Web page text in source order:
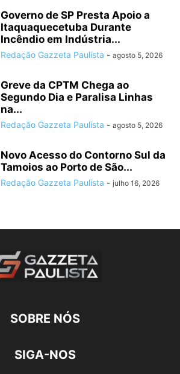
Governo de SP Presta Apoio a
Itaquaquecetuba Durante
Incêndio em Indústria...
Redação Gazzeta Paulista - agosto 5, 2026
Greve da CPTM Chega ao
Segundo Dia e Paralisa Linhas
na...
Redação Gazzeta Paulista - agosto 5, 2026
Novo Acesso do Contorno Sul da
Tamoios ao Porto de São...
Redação Gazzeta Paulista - julho 16, 2026
SOBRE NÓS
SIGA-NOS